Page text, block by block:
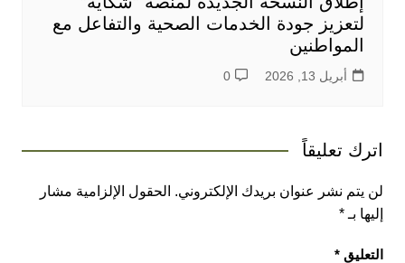
لتعزيز جودة الخدمات الصحية والتفاعل مع
المواطنين
أبريل 13, 2026 0
اترك تعليقاً
لن يتم نشر عنوان بريدك الإلكتروني. الحقول الإلزامية مشار
إليها بـ *
التعليق *